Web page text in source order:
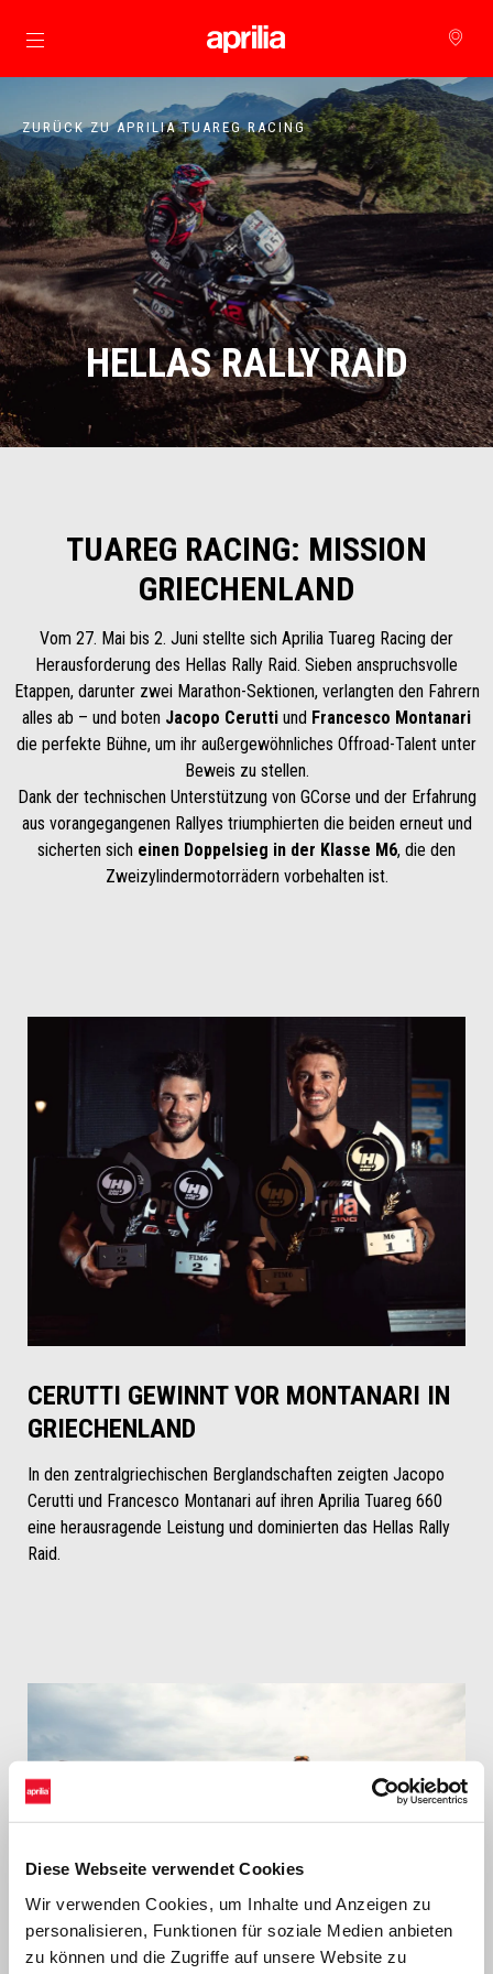
Diese Webseite verwendet Cookies
Wir verwenden Cookies, um Inhalte und Anzeigen zu
personalisieren, Funktionen für soziale Medien anbieten
zu können und die Zugriffe auf unsere Website zu
Skip to content
ZURÜCK ZU APRILIA TUAREG RACING
HELLAS RALLY RAID
TUAREG RACING: MISSION
GRIECHENLAND
Vom 27. Mai bis 2. Juni stellte sich Aprilia Tuareg Racing der
Herausforderung des Hellas Rally Raid. Sieben anspruchsvolle
Etappen, darunter zwei Marathon-Sektionen, verlangten den Fahrern
alles ab – und boten Jacopo Cerutti und Francesco Montanari
die perfekte Bühne, um ihr außergewöhnliches Offroad-Talent unter
Beweis zu stellen.
Dank der technischen Unterstützung von GCorse und der Erfahrung
aus vorangegangenen Rallyes triumphierten die beiden erneut und
sicherten sich einen Doppelsieg in der Klasse M6, die den
Zweizylindermotorrädern vorbehalten ist.
CERUTTI GEWINNT VOR MONTANARI IN
GRIECHENLAND
In den zentralgriechischen Berglandschaften zeigten Jacopo
Cerutti und Francesco Montanari auf ihren Aprilia Tuareg 660
eine herausragende Leistung und dominierten das Hellas Rally
Raid.